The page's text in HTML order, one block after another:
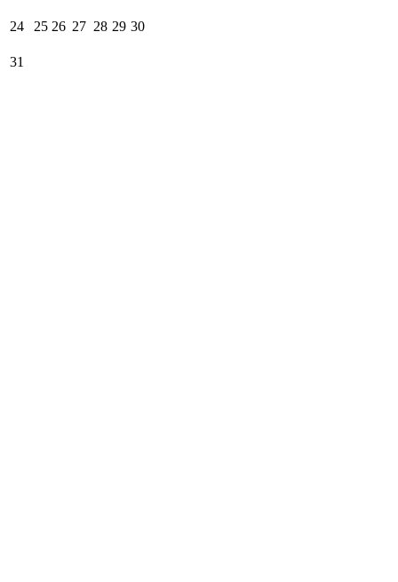
24 25 26 27 28 29 30
31